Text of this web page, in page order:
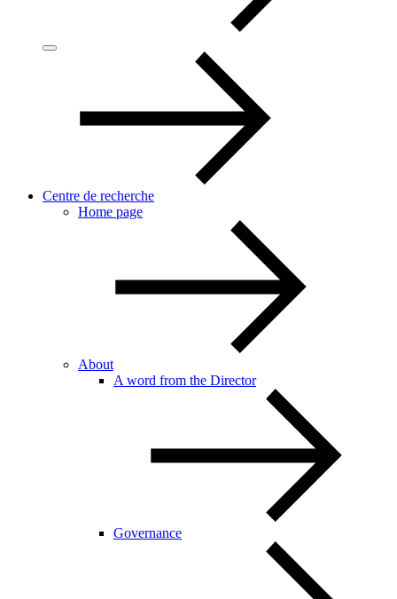
Centre de recherche
Home page
About
A word from the Director
Governance